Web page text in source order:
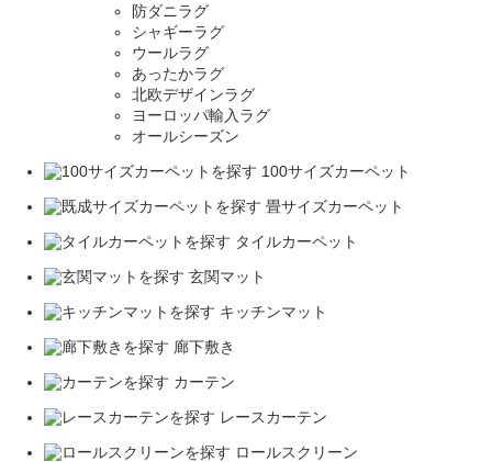
防ダニラグ
シャギーラグ
ウールラグ
あったかラグ
北欧デザインラグ
ヨーロッパ輸入ラグ
オールシーズン
100サイズカーペット
畳サイズカーペット
タイルカーペット
玄関マット
キッチンマット
廊下敷き
カーテン
レースカーテン
ロールスクリーン